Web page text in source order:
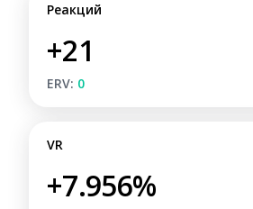
Реакций
+21
ERV: 0
VR
+7.956%